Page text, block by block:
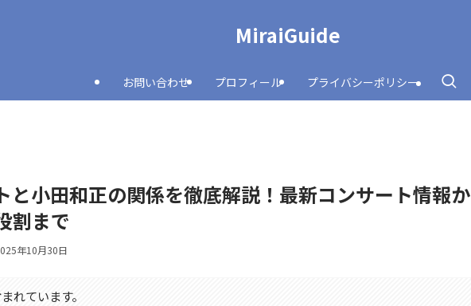
MiraiGuide
お問い合わせ プロフィール プライバシーポリシー
と小田和正の関係を徹底解説！最新コンサート情報か
割まで
年10月30日
れています。